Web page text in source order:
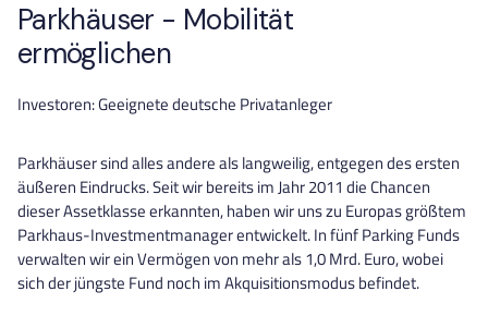
Parkhäuser - Mobilität
ermöglichen
Investoren: Geeignete deutsche Privatanleger
Parkhäuser sind alles andere als langweilig, entgegen des ersten
äußeren Eindrucks. Seit wir bereits im Jahr 2011 die Chancen
dieser Assetklasse erkannten, haben wir uns zu Europas größtem
Parkhaus-Investmentmanager entwickelt. In fünf Parking Funds
verwalten wir ein Vermögen von mehr als 1,0 Mrd. Euro, wobei
sich der jüngste Fund noch im Akquisitionsmodus befindet.